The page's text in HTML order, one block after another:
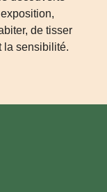
de tisser
la sensibilité.